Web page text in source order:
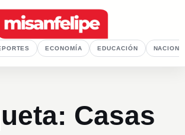
ECONOMÍA EDUCACIÓN
Casas